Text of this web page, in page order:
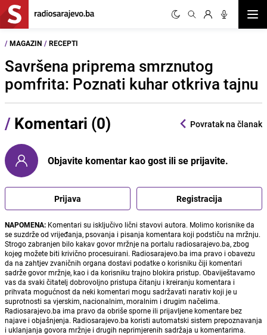
/ MAGAZIN / RECEPTI
Savršena priprema smrznutog
pomfrita: Poznati kuhar otkriva tajnu
/ Komentari (0) Povratak na članak
Objavite komentar kao gost ili se prijavite.
Prijava Registracija
NAPOMENA: Komentari su isključivo lični stavovi autora. Molimo korisnike da
se suzdrže od vrijeđanja, psovanja i pisanja komentara koji podstiču na mržnju.
Strogo zabranjen bilo kakav govor mržnje na portalu radiosarajevo.ba, zbog
kojeg možete biti krivično procesuirani. Radiosarajevo.ba ima pravo i obavezu
da na zahtjev zvaničnih organa dostavi podatke o korisniku čiji komentari
sadrže govor mržnje, kao i da korisniku trajno blokira pristup. Obaviještavamo
vas da svaki čitatelj dobrovoljno pristupa čitanju i kreiranju komentara i
prihvata mogućnost da neki komentari mogu sadržavati narativ koji je u
suprotnosti sa vjerskim, nacionalnim, moralnim i drugim načelima.
Radiosarajevo.ba ima pravo da obriše sporne ili prijavljene komentare bez
najave i objašnjenja. Radiosarajevo.ba koristi automatski sistem prepoznavanja
i uklanjanja govora mržnje i drugih neprimjerenih sadržaja u komentarima.